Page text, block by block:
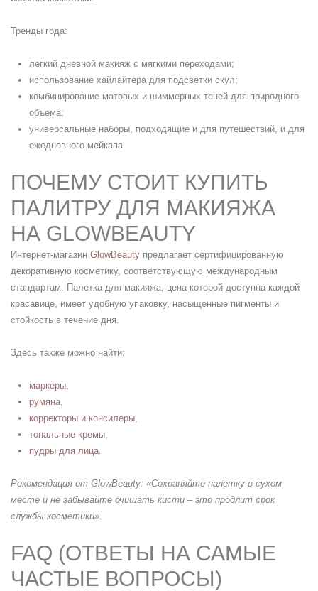
Тренды года:
легкий дневной макияж с мягкими переходами;
использование хайлайтера для подсветки скул;
комбинирование матовых и шиммерных теней для природного
объема;
универсальные наборы, подходящие и для путешествий, и для
ежедневного мейкапа.
ПОЧЕМУ СТОИТ КУПИТЬ
ПАЛИТРУ ДЛЯ МАКИЯЖА
НА GLOWBEAUTY
Интернет-магазин GlowBeauty предлагает сертифицированную
декоративную косметику, соответствующую международным
стандартам. Палетка для макияжа, цена которой доступна каждой
красавице, имеет удобную упаковку, насыщенные пигменты и
стойкость в течение дня.
Здесь также можно найти:
маркеры,
румяна,
корректоры и консилеры,
тональные кремы,
пудры для лица.
Рекомендация от GlowBeauty: «Сохраняйте палетку в сухом
месте и не забывайте очищать кисти – это продлит срок
службы косметики».
FAQ (ОТВЕТЫ НА САМЫЕ
ЧАСТЫЕ ВОПРОСЫ)